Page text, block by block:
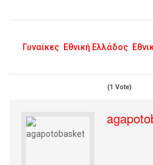
Γυναίκες Εθνική Ελλάδος
(1 Vote)